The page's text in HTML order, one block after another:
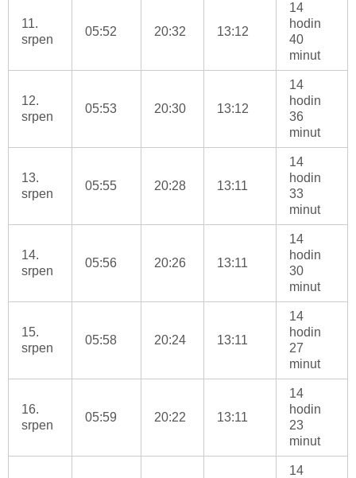
11.
srpen
05:52 20:32 13:12
14
hodin
40
minut
12.
srpen
05:53 20:30 13:12
14
hodin
36
minut
13.
srpen
05:55 20:28 13:11
14
hodin
33
minut
14.
srpen
05:56 20:26 13:11
14
hodin
30
minut
15.
srpen
05:58 20:24 13:11
14
hodin
27
minut
16.
srpen
05:59 20:22 13:11
14
hodin
23
minut
14